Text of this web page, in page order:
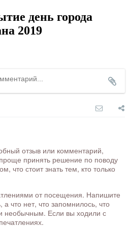
день города
2019
отзыв или комментарий,
принять решение по поводу
что стоит знать тем, кто только
от посещения. Напишите
что нет, что запомнилось, что
необычным. Если вы ходили с